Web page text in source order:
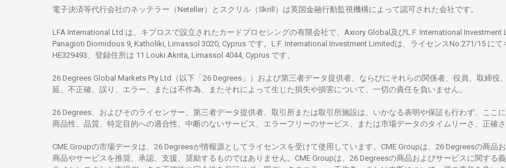
電子決済等代行会社のネッテラー （Neteller）と スクリル （Skrill）は英国金融行動監視機構に よって認可さ れた会社です。
LFA International Ltd は、 キプロスで設立さ れた カードプロセシングの有限会社で、Axiory Global及びL.F. International Investment
Panagioti Diomidous 9, Katholiki, Limassol 3020, Cyprus です。L.F. International Investment Limitedは、 ライセンスNo.271/15 にて
HE329493、 登録住所は 11 Louki Akrita, Limassol 4044, Cyprus です。
26 Degrees Global Markets Pty Ltd（以下「26 Degrees」） および第三者データ提供者、ならびにそれらの関係者、役員、取締役
延、不正確、誤り、エラー、
または不作為、 またそれに よって生じた損失や損害について、 一切の責任を負いません。
26 Degrees、 およびそのライセンサー、 第三者データ提供者、 取引所または取引所施設は、いかなる表明や保証も行わず、 ここに
商品性、品質、 特定目的への適合性、 中断のないサービス、 エラーフリーのサービス、 または市場データのタイムリーさ、正確さ
CME Groupの市場データは、26 Degreesが情報源としてライセンスを受けて使用しています。 CME Groupは、26 Degreesの商品
商品やサービスを推奨、承認、支援、 奨励するものではありません。 CME Groupは、26 Degreesの商品およびサービスに関する